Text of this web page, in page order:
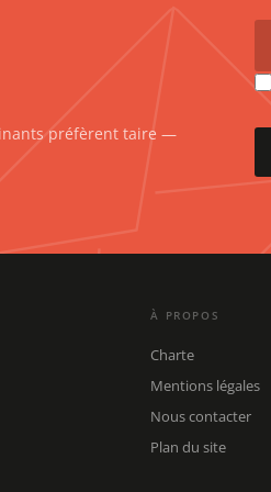
préfèrent taire —
À PROPOS
Charte
Mentions légales
Nous contacter
Plan du site